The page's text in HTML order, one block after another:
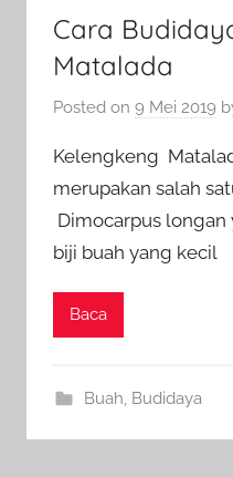
Cara
Matalada
Posted on 9 Mei 2019
Kelengkeng
merupakan salah
Dimocarpus
biji buah yang kecil
Baca
Buah, Budidaya